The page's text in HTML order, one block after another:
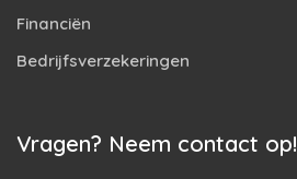
Financiën
Bedrijfsverzekeringen
Vragen? Neem contact op!